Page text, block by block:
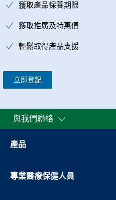
獲取產品保養期限
獲取推廣及特惠價
輕鬆取得產品支援
立即登記
與我們聯絡
產品
專業醫療保健人員